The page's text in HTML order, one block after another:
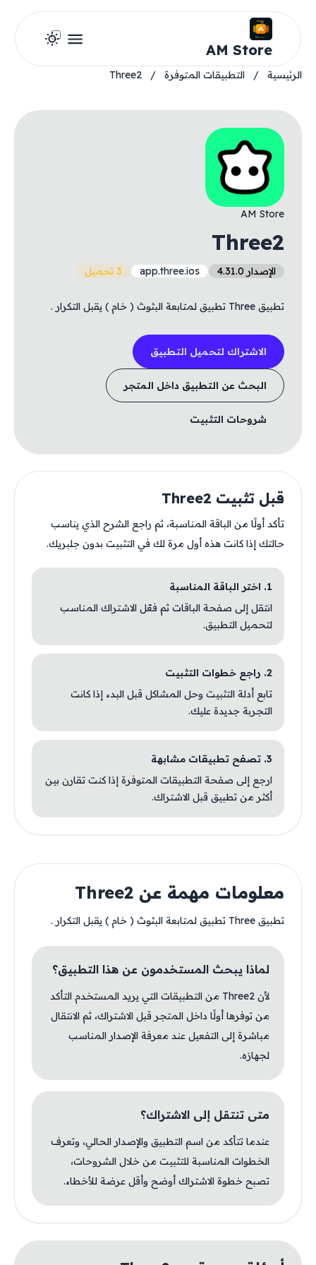
AM Store
الرئيسية / التطبيقات المتوفرة /
Three2
AM Store
Three2
الإصدار 4.31.0 app.three.ios 3 تحميل
تطبيق Three تطبيق لمتابعة البثوث ( خام ) يقبل التكرار .
الاشتراك لتحميل التطبيق
البحث عن التطبيق داخل المتجر
شروحات التثبيت
قبل تثبيت Three2
تأكد أولًا من الباقة المناسبة، ثم راجع الشرح الذي يناسب
حالتك إذا كانت هذه أول مرة لك في التثبيت بدون جلبريك.
1. اختر الباقة المناسبة
انتقل إلى صفحة الباقات ثم فعّل الاشتراك المناسب
لتحميل التطبيق.
2. راجع خطوات التثبيت
تابع أدلة التثبيت وحل المشاكل قبل البدء إذا كانت
التجربة جديدة عليك.
3. تصفح تطبيقات مشابهة
ارجع إلى صفحة التطبيقات المتوفرة إذا كنت تقارن بين
أكثر من تطبيق قبل الاشتراك.
معلومات مهمة عن Three2
تطبيق Three تطبيق لمتابعة البثوث ( خام ) يقبل التكرار .
لماذا يبحث المستخدمون عن هذا التطبيق؟
لأن Three2 من التطبيقات التي يريد المستخدم التأكد
من توفرها أولًا داخل المتجر قبل الاشتراك، ثم الانتقال
مباشرة إلى التفعيل عند معرفة الإصدار المناسب
لجهازه.
متى تنتقل إلى الاشتراك؟
عندما تتأكد من اسم التطبيق والإصدار الحالي، وتعرف
الخطوات المناسبة للتثبيت من خلال الشروحات،
تصبح خطوة الاشتراك أوضح وأقل عرضة للأخطاء.